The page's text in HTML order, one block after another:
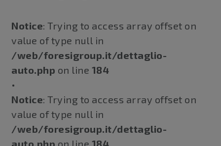
Notice: Trying to access array offset on
value of type null in
/web/foresigroup.it/dettaglio-
auto.php on line 184
•
Notice: Trying to access array offset on
value of type null in
/web/foresigroup.it/dettaglio-
auto.php on line 184